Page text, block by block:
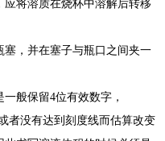
将溶质在烧杯中溶解后转移
，并在塞子与瓶口之间夹一
般保留4位有效数字，
者没有达到刻度线而估算改变